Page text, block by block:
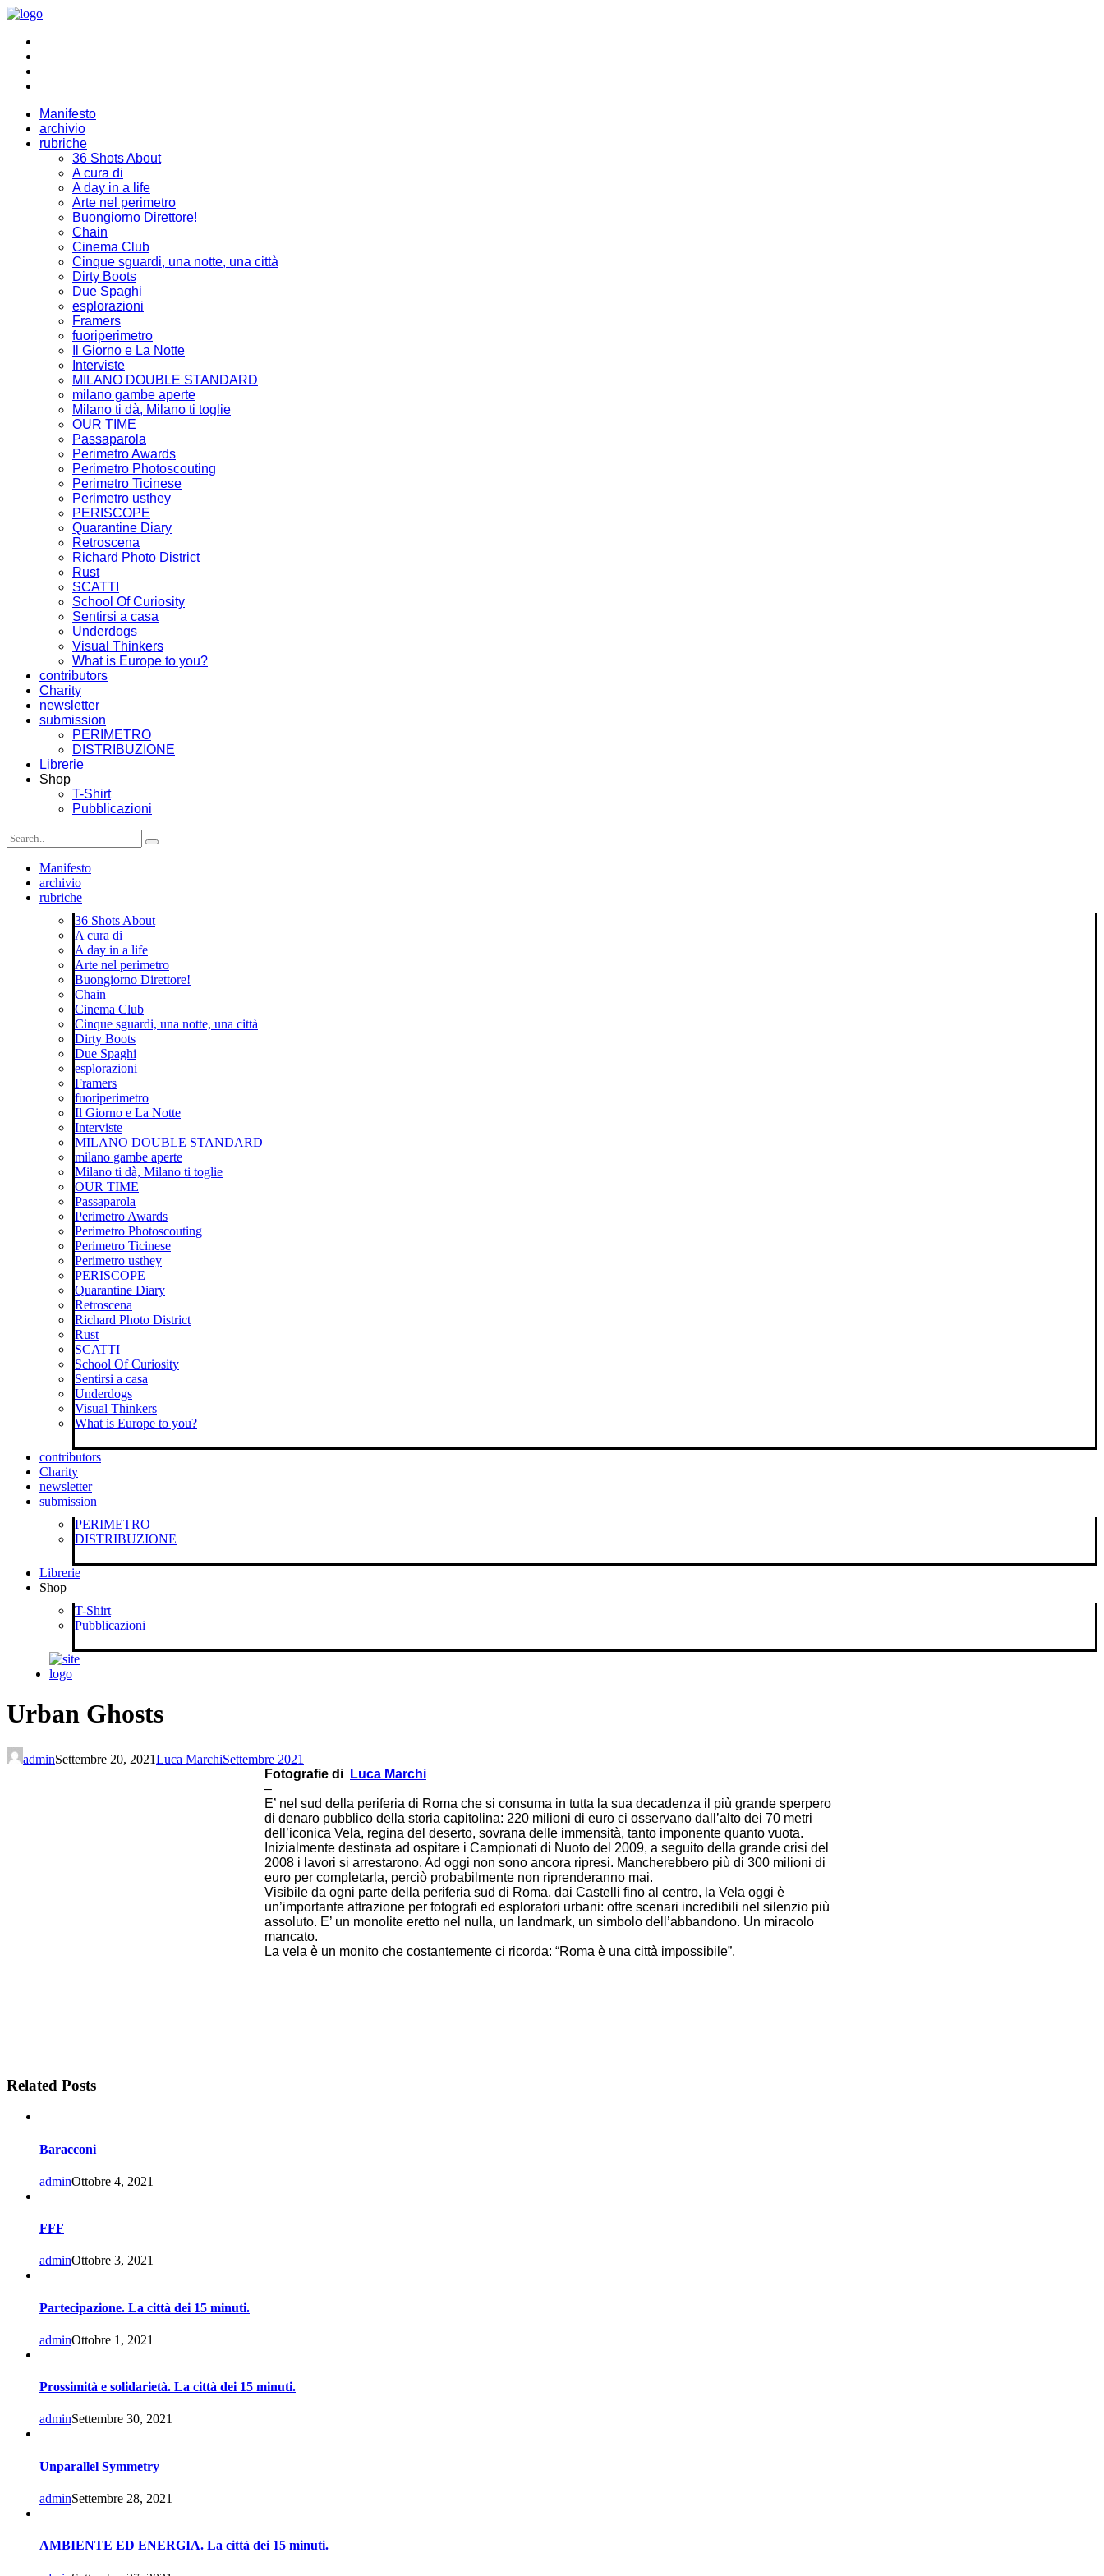
Manifesto
archivio
rubriche
36 Shots About
A cura di
A day in a life
Arte nel perimetro
Buongiorno Direttore!
Chain
Cinema Club
Cinque sguardi, una notte, una città
Dirty Boots
Due Spaghi
esplorazioni
Framers
fuoriperimetro
Il Giorno e La Notte
Interviste
MILANO DOUBLE STANDARD
milano gambe aperte
Milano ti dà, Milano ti toglie
OUR TIME
Passaparola
Perimetro Awards
Perimetro Photoscouting
Perimetro Ticinese
Perimetro usthey
PERISCOPE
Quarantine Diary
Retroscena
Richard Photo District
Rust
SCATTI
School Of Curiosity
Sentirsi a casa
Underdogs
Visual Thinkers
What is Europe to you?
contributors
Charity
newsletter
submission
PERIMETRO
DISTRIBUZIONE
Librerie
Shop
T-Shirt
Pubblicazioni
Manifesto
archivio
rubriche
36 Shots About
A cura di
A day in a life
Arte nel perimetro
Buongiorno Direttore!
Chain
Cinema Club
Cinque sguardi, una notte, una città
Dirty Boots
Due Spaghi
esplorazioni
Framers
fuoriperimetro
Il Giorno e La Notte
Interviste
MILANO DOUBLE STANDARD
milano gambe aperte
Milano ti dà, Milano ti toglie
OUR TIME
Passaparola
Perimetro Awards
Perimetro Photoscouting
Perimetro Ticinese
Perimetro usthey
PERISCOPE
Quarantine Diary
Retroscena
Richard Photo District
Rust
SCATTI
School Of Curiosity
Sentirsi a casa
Underdogs
Visual Thinkers
What is Europe to you?
contributors
Charity
newsletter
submission
PERIMETRO
DISTRIBUZIONE
Librerie
Shop
T-Shirt
Pubblicazioni
Urban Ghosts
adminSettembre 20, 2021Luca MarchiSettembre 2021
Fotografie di
Luca Marchi
–
E’ nel sud della periferia di Roma che si consuma in tutta la sua decadenza il più grande sperpero
di denaro pubblico della storia capitolina: 220 milioni di euro ci osservano dall’alto dei 70 metri
dell’iconica Vela, regina del deserto, sovrana delle immensità, tanto imponente quanto vuota.
Inizialmente destinata ad ospitare i Campionati di Nuoto del 2009, a seguito della grande crisi del
2008 i lavori si arrestarono. Ad oggi non sono ancora ripresi. Mancherebbero più di 300 milioni di
euro per completarla, perciò probabilmente non riprenderanno mai.
Visibile da ogni parte della periferia sud di Roma, dai Castelli fino al centro, la Vela oggi è
un’importante attrazione per fotografi ed esploratori urbani: offre scenari incredibili nel silenzio più
assoluto. E’ un monolite eretto nel nulla, un landmark, un simbolo dell’abbandono. Un miracolo
mancato.
La vela è un monito che costantemente ci ricorda: “Roma è una città impossibile”.
Related Posts
Baracconi
adminOttobre 4, 2021
FFF
adminOttobre 3, 2021
Partecipazione. La città dei 15 minuti.
adminOttobre 1, 2021
Prossimità e solidarietà. La città dei 15 minuti.
adminSettembre 30, 2021
Unparallel Symmetry
adminSettembre 28, 2021
AMBIENTE ED ENERGIA. La città dei 15 minuti.